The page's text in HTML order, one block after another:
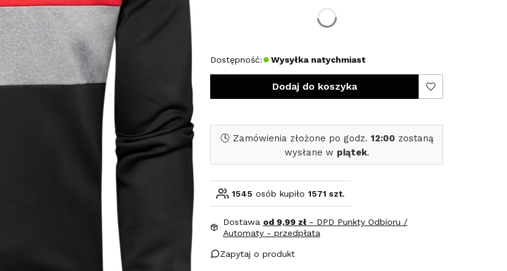
Dostępność: Wysyłka natychmiast
Dodaj do koszyka
🕓 Zamówienia złożone po godz. 12:00 zostaną
wysłane w piątek.
1545 osób kupiło1571 szt.
Dostawa od 9,99 zł - DPD Punkty Odbioru /
Automaty - przedpłata
Zapytaj o produkt